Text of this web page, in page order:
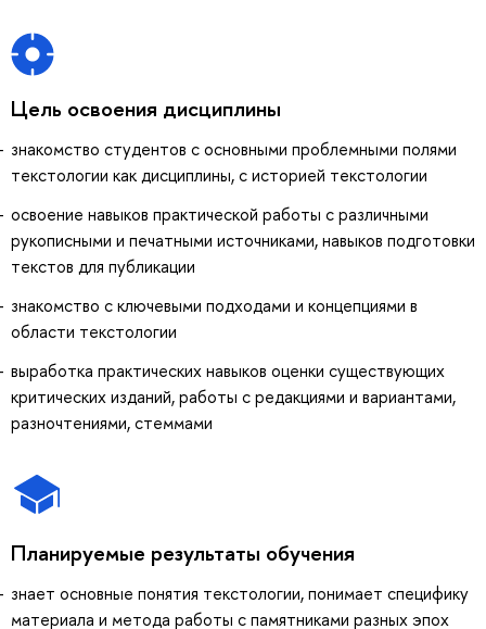
Цель освоения дисциплины
знакомство студентов с основными проблемными полями
текстологии как дисциплины, с историей текстологии
освоение навыков практической работы с различными
рукописными и печатными источниками, навыков подготовки
текстов для публикации
знакомство с ключевыми подходами и концепциями в
области текстологии
выработка практических навыков оценки существующих
критических изданий, работы с редакциями и вариантами,
разночтениями, стеммами
Планируемые результаты обучения
знает основные понятия текстологии, понимает специфику
материала и метода работы с памятниками разных эпох